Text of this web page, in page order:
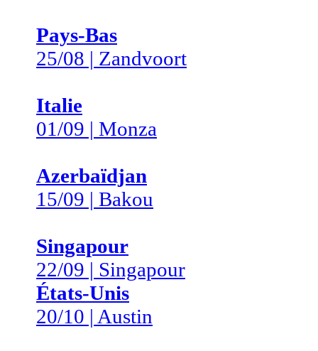
Pays-Bas
25/08 | Zandvoort
Italie
01/09 | Monza
Azerbaïdjan
15/09 | Bakou
Singapour
22/09 | Singapour
États-Unis
20/10 | Austin